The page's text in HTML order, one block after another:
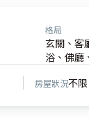
格局
玄關、客
浴、佛廳
房屋狀況不限